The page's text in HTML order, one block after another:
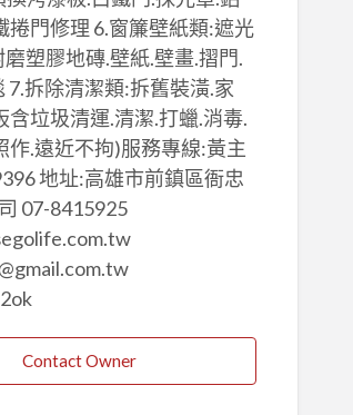
捲門修理 6.窗簾壁紙類:遮光
塑膠地磚.壁紙.壁畫.摺門.
7.拆除清潔類:拆舊裝潢.家
含垃圾清運.清潔.打蠟.消毒.
作.遠近不拘)服務專線:黃主
地址:高雄市前鎮區衙忠
07-8415925
Contact Owner